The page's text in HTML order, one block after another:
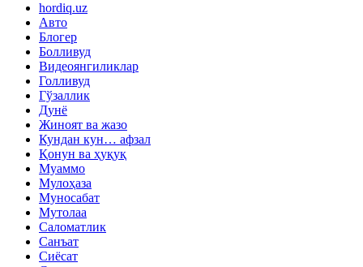
hordiq.uz
Авто
Блогер
Болливуд
Видеоянгиликлар
Голливуд
Гўзаллик
Дунё
Жиноят ва жазо
Кундан кун… афзал
Қонун ва ҳуқуқ
Муаммо
Мулоҳаза
Муносабат
Мутолаа
Саломатлик
Санъат
Сиёсат